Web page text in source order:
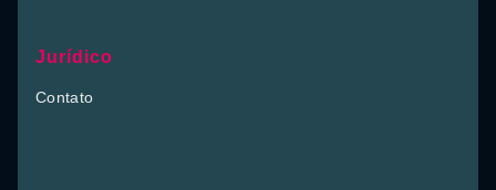
Jurídico
Contato